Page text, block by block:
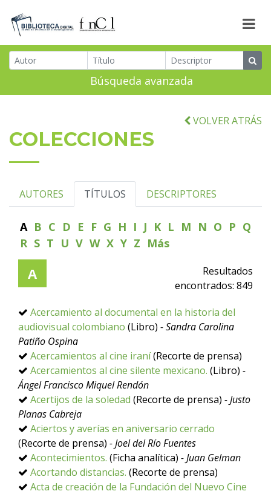
Búsqueda avanzada
VOLVER ATRÁS
COLECCIONES
AUTORES TÍTULOS DESCRIPTORES
A B C D E F G H I J K L M N O P Q
R S T U V W X Y Z Más
A
Resultados
encontrados: 849
Acercamiento al documental en la historia del
audiovisual colombiano (Libro) - Sandra Carolina
Patiño Ospina
Acercamientos al cine iraní(Recorte de prensa)
Acercamientos al cine silente mexicano. (Libro) -
Ángel Francisco Miquel Rendón
Acertijos de la soledad (Recorte de prensa) - Justo
Planas Cabreja
Aciertos y averías en aniversario cerrado
(Recorte de prensa) - Joel del Río Fuentes
Acontecimientos. (Ficha analítica) - Juan Gelman
Acortando distancias. (Recorte de prensa)
Acta de creación de la Fundación del Nuevo Cine